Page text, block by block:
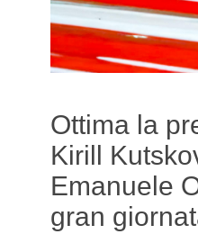
Ottima la
Kirill
Emanuele
gran